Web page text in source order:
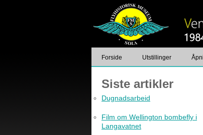
Forside Utstillinger
Siste artikler
Dugnadsarbeid
Film om Wellington bombefly i
Langavatnet